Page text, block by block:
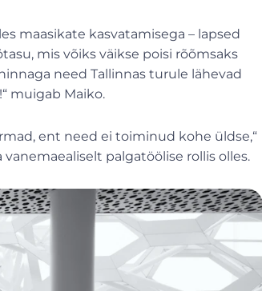
maasikate kasvatamisega – lapsed
mis võiks väikse poisi rõõmsaks
need Tallinnas turule lähevad
muigab Maiko.
ent need ei toiminud kohe üldse,“
palgatöölise rollis olles.